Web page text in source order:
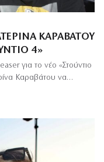
ΚΑΡΑΒΆΤΟΥ
4»
για το νέο «Στούντιο
Καραβάτου να…